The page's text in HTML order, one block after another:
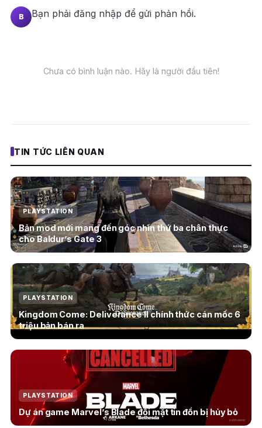
B Bạn phải đăng nhập để gửi phản hồi.
Chưa có bình luận nào. Hãy là người đầu tiên!
TIN TỨC LIÊN QUAN
PLAYSTATION
Bản mod mới mang đến góc nhìn thứ ba chân thực
cho Baldur’s Gate 3
PLAYSTATION
Kingdom Come: Deliverance II chính thức cán mốc 6
triệu bản bán ra
PLAYSTATION
Dự án game Marvel’s Blade đối mặt tin đồn bị hủy bỏ